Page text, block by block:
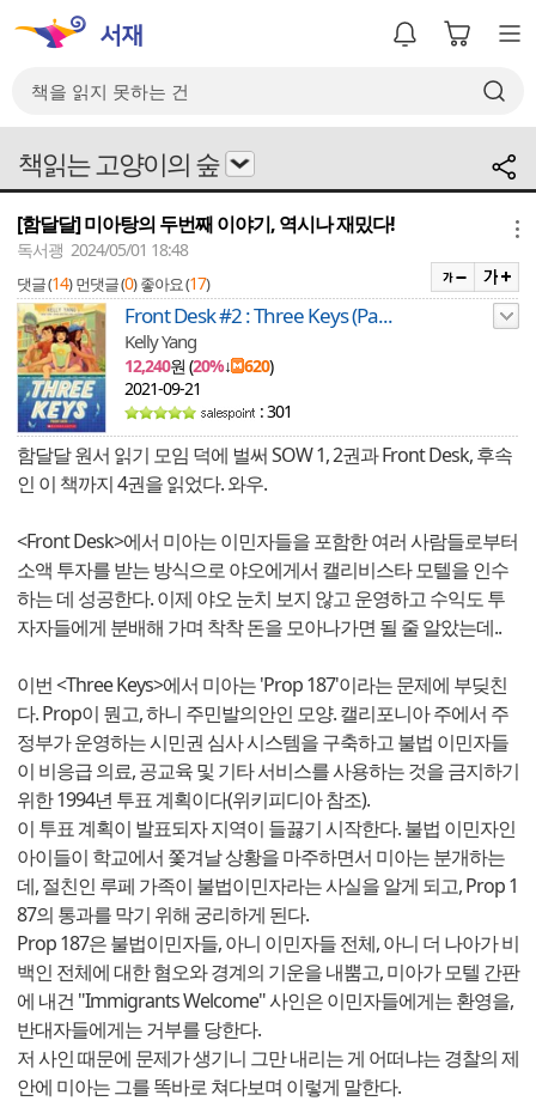
책읽는 고양이의 숲
[함달달] 미아탕의 두번째 이야기, 역시나 재밌다!
독서괭 2024/05/01 18:48
댓글 (14) 먼댓글 (0) 좋아요 (17)
Front Desk #2 : Three Keys (Pa...
Kelly Yang
12,240원 (20%↓ 620)
2021-09-21
: 301
함달달 원서 읽기 모임 덕에 벌써 SOW 1, 2권과 Front Desk, 후속
인 이 책까지 4권을 읽었다. 와우.
<Front Desk>에서 미아는 이민자들을 포함한 여러 사람들로부터
소액 투자를 받는 방식으로 야오에게서 캘리비스타 모텔을 인수
하는 데 성공한다. 이제 야오 눈치 보지 않고 운영하고 수익도 투
자자들에게 분배해 가며 착착 돈을 모아나가면 될 줄 알았는데..
이번 <Three Keys>에서 미아는 'Prop 187'이라는 문제에 부딪친
다. Prop이 뭔고, 하니 주민발의안인 모양. 캘리포니아 주에서 주
정부가 운영하는 시민권 심사 시스템을 구축하고 불법 이민자들
이 비응급 의료, 공교육 및 기타 서비스를 사용하는 것을 금지하기
위한 1994년 투표 계획이다(위키피디아 참조).
이 투표 계획이 발표되자 지역이 들끓기 시작한다. 불법 이민자인
아이들이 학교에서 쫓겨날 상황을 마주하면서 미아는 분개하는
데, 절친인 루페 가족이 불법이민자라는 사실을 알게 되고, Prop 1
87의 통과를 막기 위해 궁리하게 된다.
Prop 187은 불법이민자들, 아니 이민자들 전체, 아니 더 나아가 비
백인 전체에 대한 혐오와 경계의 기운을 내뿜고, 미아가 모텔 간판
에 내건 "Immigrants Welcome" 사인은 이민자들에게는 환영을,
반대자들에게는 거부를 당한다.
저 사인 때문에 문제가 생기니 그만 내리는 게 어떠냐는 경찰의 제
안에 미아는 그를 똑바로 쳐다보며 이렇게 말한다.